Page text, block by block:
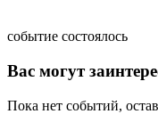
событие состоялось
Вас могут
Пока нет событий,